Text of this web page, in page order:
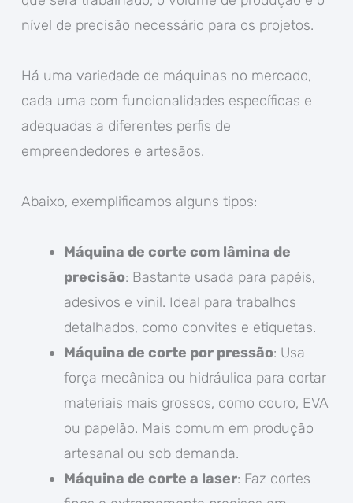
nível de precisão necessário para os projetos.
Há uma variedade de máquinas no mercado,
cada uma com funcionalidades específicas e
adequadas a diferentes perfis de
empreendedores e artesãos.
Abaixo, exemplificamos alguns tipos:
Máquina de corte com lâmina de
precisão: Bastante usada para papéis,
adesivos e vinil. Ideal para trabalhos
detalhados, como convites e etiquetas.
Máquina de corte por pressão: Usa
força mecânica ou hidráulica para cortar
materiais mais grossos, como couro, EVA
ou papelão. Mais comum em produção
artesanal ou sob demanda.
Máquina de corte a laser: Faz cortes